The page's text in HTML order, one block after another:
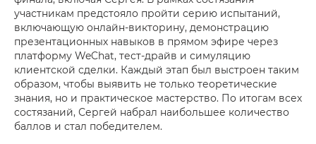
участникам предстояло пройти серию испытаний,
включающую онлайн-викторину, демонстрацию
презентационных навыков в прямом эфире через
платформу WeChat, тест-драйв и симуляцию
клиентской сделки. Каждый этап был выстроен таким
образом, чтобы выявить не только теоретические
знания, но и практическое мастерство. По итогам всех
состязаний, Сергей набрал наибольшее количество
баллов и стал победителем.